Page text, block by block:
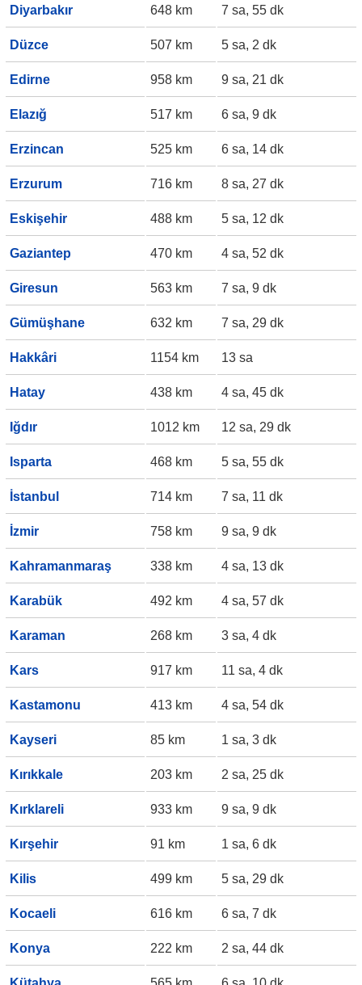
Diyarbakır 648 km 7 sa, 55 dk
Düzce 507 km 5 sa, 2 dk
Edirne 958 km 9 sa, 21 dk
Elazığ 517 km 6 sa, 9 dk
Erzincan 525 km 6 sa, 14 dk
Erzurum 716 km 8 sa, 27 dk
Eskişehir 488 km 5 sa, 12 dk
Gaziantep 470 km 4 sa, 52 dk
Giresun 563 km 7 sa, 9 dk
Gümüşhane 632 km 7 sa, 29 dk
Hakkâri 1154 km 13 sa
Hatay 438 km 4 sa, 45 dk
Iğdır 1012 km 12 sa, 29 dk
Isparta 468 km 5 sa, 55 dk
İstanbul 714 km 7 sa, 11 dk
İzmir 758 km 9 sa, 9 dk
Kahramanmaraş 338 km 4 sa, 13 dk
Karabük 492 km 4 sa, 57 dk
Karaman 268 km 3 sa, 4 dk
Kars 917 km 11 sa, 4 dk
Kastamonu 413 km 4 sa, 54 dk
Kayseri 85 km 1 sa, 3 dk
Kırıkkale 203 km 2 sa, 25 dk
Kırklareli 933 km 9 sa, 9 dk
Kırşehir 91 km 1 sa, 6 dk
Kilis 499 km 5 sa, 29 dk
Kocaeli 616 km 6 sa, 7 dk
Konya 222 km 2 sa, 44 dk